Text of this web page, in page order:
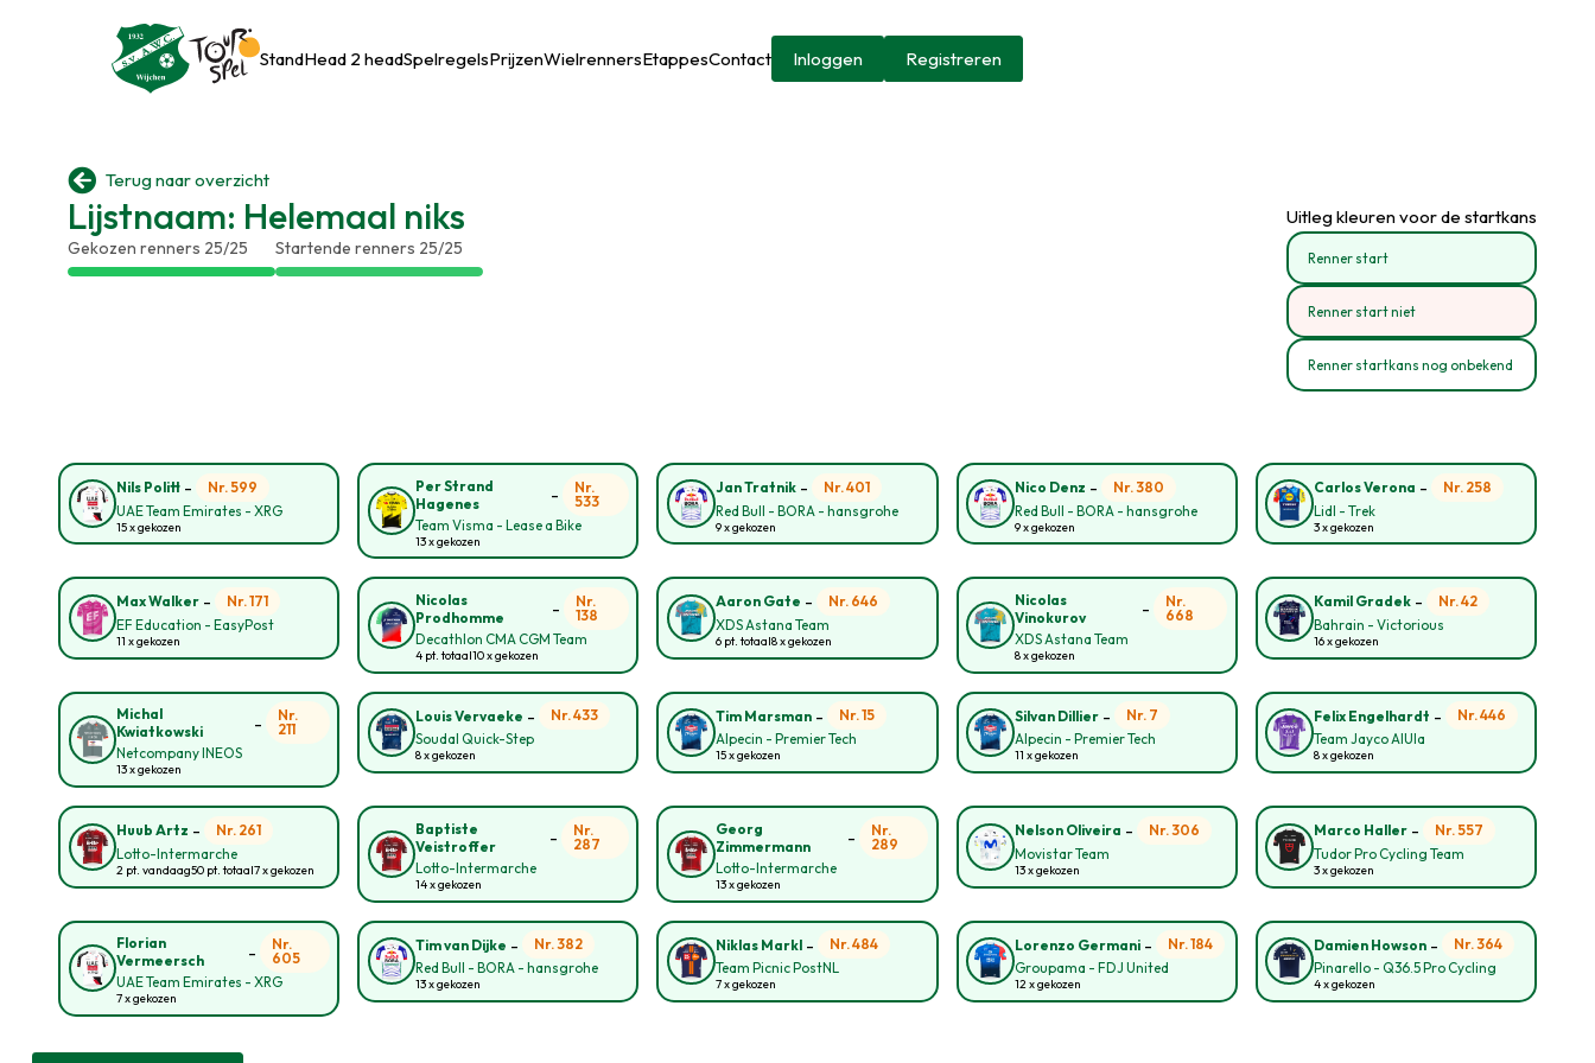
StandHead 2 headSpelregelsPrijzenWielrennersEtappesContact Inloggen Registreren
 Terug naar overzicht
Lijstnaam: Helemaal niks
Gekozen renners 25/25 Startende renners 25/25
Uitleg kleuren voor de startkans
Renner start
Renner start niet
Renner startkans nog onbekend
Nils Politt -
Nr. 599
UAE Team Emirates - XRG
15 x gekozen
Per Strand
Hagenes
-
Nr.
533
Team Visma - Lease a Bike
13 x gekozen
Jan Tratnik-
Nr. 401
Red Bull - BORA - hansgrohe
9 x gekozen
Nico Denz -
Nr. 380
Red Bull - BORA - hansgrohe
9 x gekozen
Carlos Verona -
Nr. 258
Lidl - Trek
3 x gekozen
Max Walker -
Nr. 171
EF Education - EasyPost
11 x gekozen
Nicolas
Prodhomme
-
Nr.
138
Decathlon CMA CGM Team
4 pt. totaal10 x gekozen
Aaron Gate -
Nr. 646
XDS Astana Team
6 pt. totaal8 x gekozen
Nicolas
Vinokurov
-
Nr.
668
XDS Astana Team
8 x gekozen
Kamil Gradek-
Nr. 42
Bahrain - Victorious
16 x gekozen
Michal
Kwiatkowski
-
Nr.
211
Netcompany INEOS
13 x gekozen
Louis Vervaeke -
Nr. 433
Soudal Quick-Step
8 x gekozen
Tim Marsman-
Nr. 15
Alpecin - Premier Tech
15 x gekozen
Silvan Dillier-
Nr. 7
Alpecin - Premier Tech
11 x gekozen
Felix Engelhardt -
Nr. 446
Team Jayco AlUla
8 x gekozen
Huub Artz -
Nr. 261
Lotto-Intermarche
2 pt. vandaag50 pt. totaal7 x gekozen
Baptiste
Veistroffer
-
Nr.
287
Lotto-Intermarche
14 x gekozen
Georg
Zimmermann
-
Nr.
289
Lotto-Intermarche
13 x gekozen
Nelson Oliveira -
Nr. 306
Movistar Team
13 x gekozen
Marco Haller-
Nr. 557
Tudor Pro Cycling Team
3 x gekozen
Florian
Vermeersch
-
Nr.
605
UAE Team Emirates - XRG
7 x gekozen
Tim van Dijke -
Nr. 382
Red Bull - BORA - hansgrohe
13 x gekozen
Niklas Markl-
Nr. 484
Team Picnic PostNL
7 x gekozen
Lorenzo Germani-
Nr. 184
Groupama - FDJ United
12 x gekozen
Damien Howson-
Nr. 364
Pinarello - Q36.5 Pro Cycling
4 x gekozen